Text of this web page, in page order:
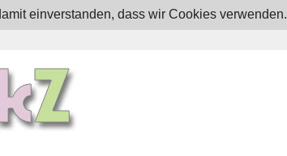
einverstanden, dass wir Cookies verwenden.